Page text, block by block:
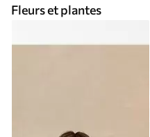
Fleurs et plantes